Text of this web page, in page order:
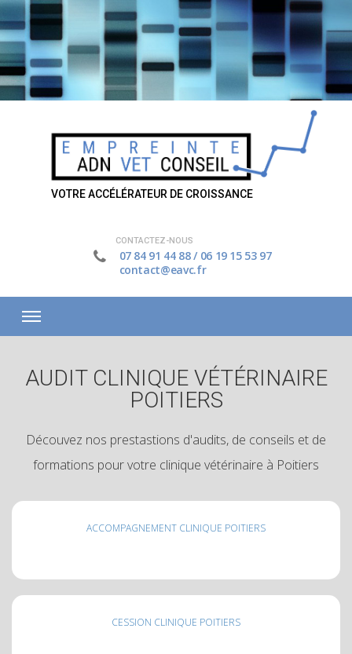
VOTRE ACCÉLÉRATEUR DE CROISSANCE
CONTACTEZ-NOUS
07 84 91 44 88/ 06 19 15 53 97
contact@eavc.fr
AUDIT CLINIQUE VÉTÉRINAIRE
POITIERS
Découvez nos prestastions d'audits, de conseils et de
formations pour votre clinique vétérinaire à Poitiers
ACCOMPAGNEMENT CLINIQUE POITIERS
CESSION CLINIQUE POITIERS